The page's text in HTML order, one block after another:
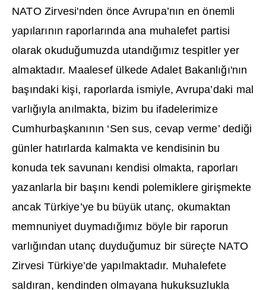
NATO Zirvesi'nden önce Avrupa’nın en önemli
yapı larının raporlarında ana muhalefet partisi
olarak okuduğumuzda utandığımız tespitler yer
almaktad ır. Maalesef ülkede Adalet Bakanl ığı'nın
başındaki kişi, raporlarda ismiyle, Avrupa’daki mal
varl ığıyla anı lmakta, bizim bu ifadelerimize
Cumhurbaşkanının ‘Sen sus, cevap verme’ dediği
günler hatırlarda kalmakta ve kendisinin bu
konuda tek savunanı kendisi olmakta, raporları
yazanlarla bir başını kendi polemiklere girişmekte
ancak Türkiye’ye bu büyük utanç, okumaktan
memnuniyet duymadığımız böyle bir raporun
varl ığından utanç duyduğumuz bir süreçte NATO
Zirvesi Türkiye’de yapı lmaktadır. Muhalefete
saldıran, kendinden olmayana hukuksuzlukla